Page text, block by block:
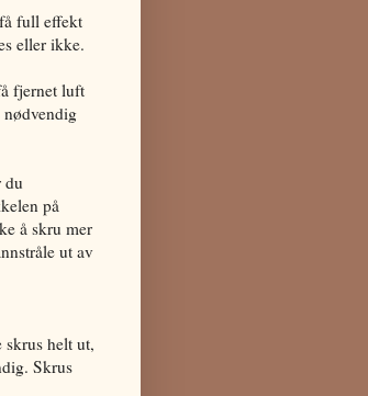
full effekt
eller ikke.
fjernet luft
du
på
å skru mer
ut av
skrus helt ut,
Skrus